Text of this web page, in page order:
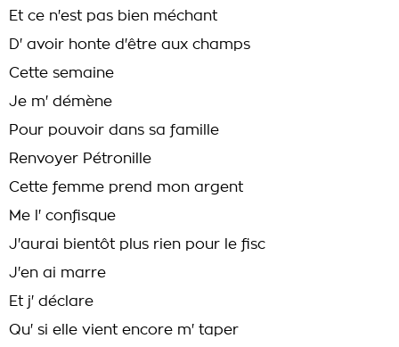
Et ce n'est pas bien méchant
D' avoir honte d'être aux champs
Cette semaine
Je m' démène
Pour pouvoir dans sa famille
Renvoyer Pétronille
Cette femme prend mon argent
Me l' confisque
J'aurai bientôt plus rien pour le fisc
J'en ai marre
Et j' déclare
Qu' si elle vient encore m' taper